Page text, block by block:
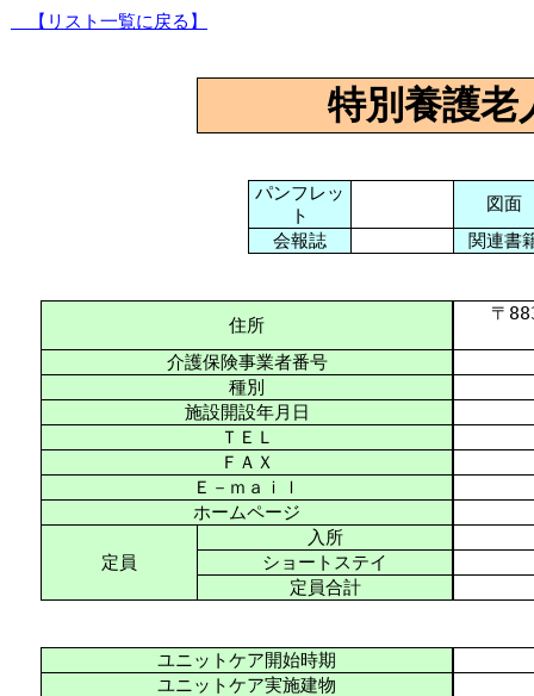
【リスト一覧に戻る】
特別養護
パンフレッ
ト
図面
会報誌
関連書
住所
〒
介護保険事業者番号
種別
施設開設年月日
ＴＥＬ
ＦＡＸ
Ｅ－ｍａｉｌ
ホームページ
定員
入所
ショートステイ
定員合計
ユニットケア開始時期
ユニットケア実施建物